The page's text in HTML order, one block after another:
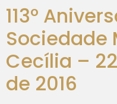
113º
Sociedade
Cecília –
de 2016